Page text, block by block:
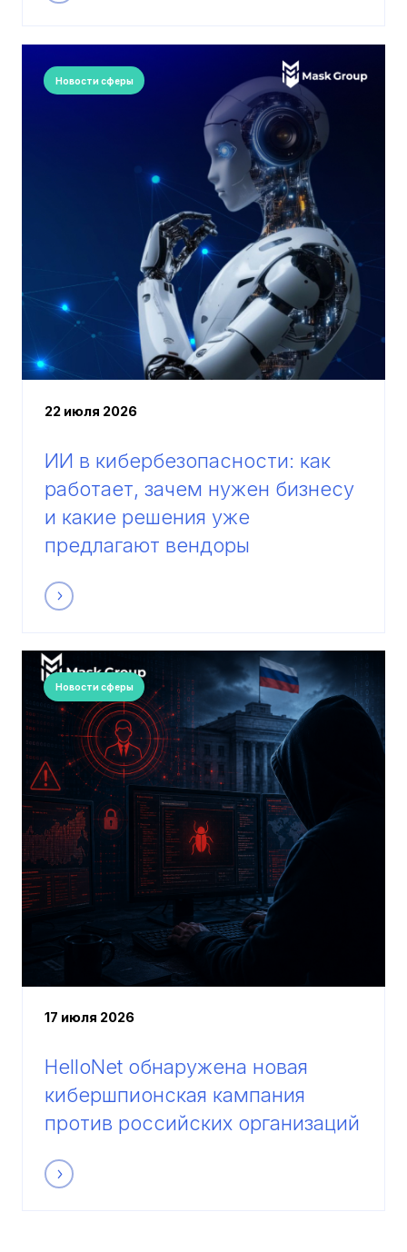
Новости сферы
22 июля 2026
ИИ в кибербезопасности: как
работает, зачем нужен бизнесу
и какие решения уже
предлагают вендоры
Новости сферы
17 июля 2026
HelloNet обнаружена новая
кибершпионская кампания
против российских организаций